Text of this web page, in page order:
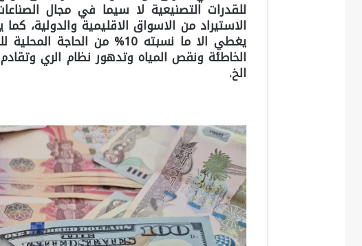
للقدرات التصنيعية لا سيما في مجال
الاستيراد من الاسواق الاقليمية والدولية،
يغطي الا ما نسبته 10% من
الخاطئة ونقص المياه وتدهور نظام الري وتقادم
الخ.